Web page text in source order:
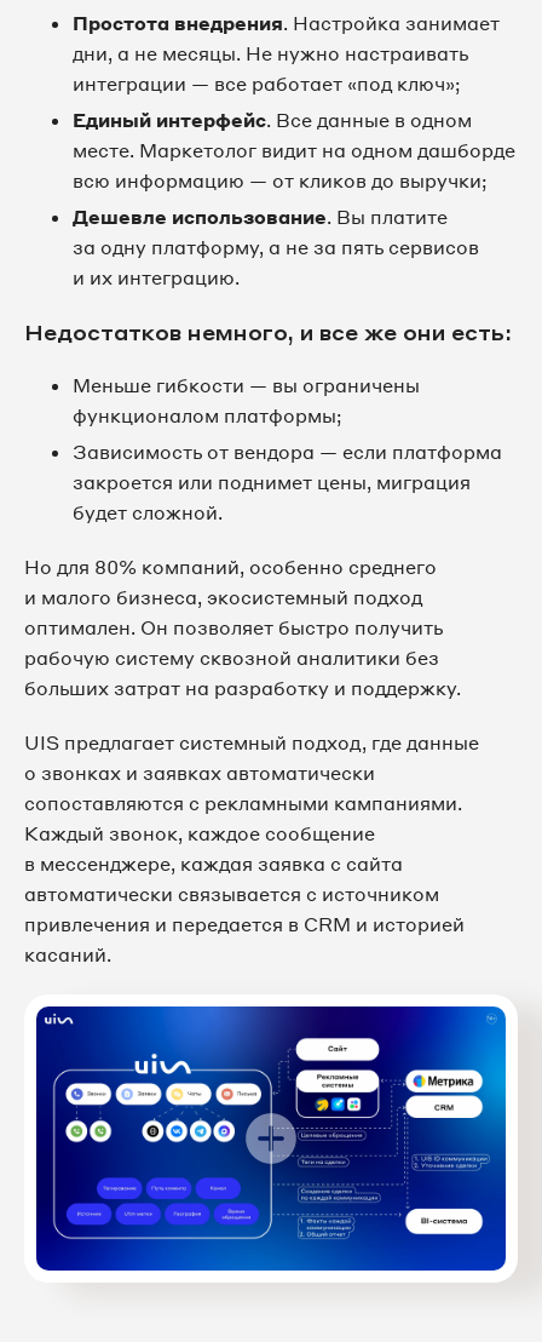
Простота внедрения. Настройка занимает
дни, а не месяцы. Не нужно настраивать
интеграции — все работает «под ключ»;
Единый интерфейс. Все данные в одном
месте. Маркетолог видит на одном дашборде
всю информацию — от кликов до выручки;
Дешевле использование. Вы платите
за одну платформу, а не за пять сервисов
и их интеграцию.
Недостатков немного, и все же они есть:
Меньше гибкости — вы ограничены
функционалом платформы;
Зависимость от вендора — если платформа
закроется или поднимет цены, миграция
будет сложной.
Но для 80% компаний, особенно среднего
и малого бизнеса, экосистемный подход
оптимален. Он позволяет быстро получить
рабочую систему сквозной аналитики без
больших затрат на разработку и поддержку.
UIS предлагает системный подход, где данные
о звонках и заявках автоматически
сопоставляются с рекламными кампаниями.
Каждый звонок, каждое сообщение
в мессенджере, каждая заявка с сайта
автоматически связывается с источником
привлечения и передается в CRM и историей
касаний.